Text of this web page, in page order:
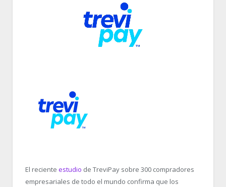
El reciente estudio de TreviPay sobre 300 compradores
empresariales de todo el mundo confirma que los